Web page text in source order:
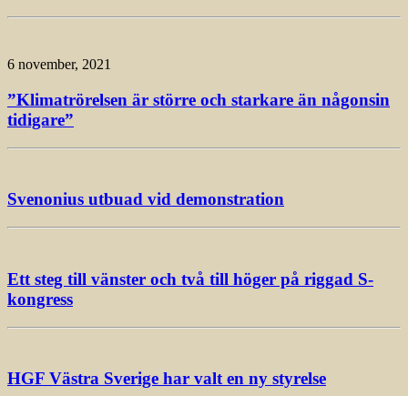
6 november, 2021
”Klimatrörelsen är större och starkare än någonsin
tidigare”
Svenonius utbuad vid demonstration
Ett steg till vänster och två till höger på riggad S-
kongress
HGF Västra Sverige har valt en ny styrelse